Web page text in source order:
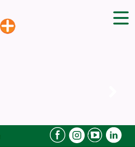
БЛОГ
ПРОИЗВОДИ